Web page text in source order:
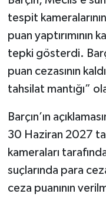
tespit
puan yaptırımının
tepki gösterdi.
puan cezasının
tahsilat mantığı”
Barçın’ın
30 Haziran 2027
kameraları
suçlarında para
ceza puanının